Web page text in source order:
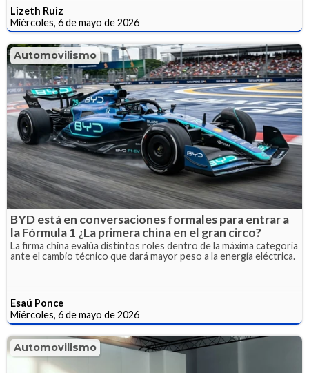
Lizeth Ruiz
Miércoles, 6 de mayo de 2026
Automovilismo
BYD está en conversaciones formales para entrar a
la Fórmula 1 ¿La primera china en el gran circo?
La firma china evalúa distintos roles dentro de la máxima categoría
ante el cambio técnico que dará mayor peso a la energía eléctrica.
Esaú Ponce
Miércoles, 6 de mayo de 2026
Automovilismo